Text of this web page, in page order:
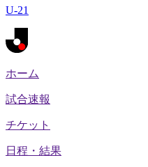
U-21
ホーム
試合速報
チケット
日程・結果